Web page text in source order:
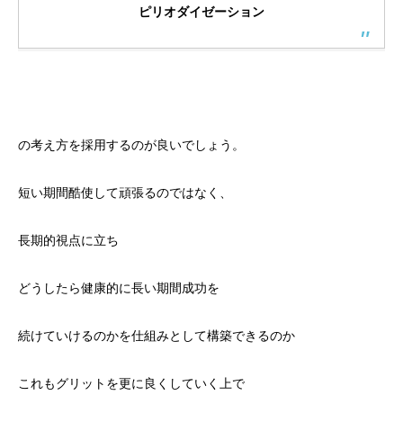
ピリオダイゼーション
の考え方を採用するのが良いでしょう。
短い期間酷使して頑張るのではなく、
長期的視点に立ち
どうしたら健康的に長い期間成功を
続けていけるのかを仕組みとして構築できるのか
これもグリットを更に良くしていく上で